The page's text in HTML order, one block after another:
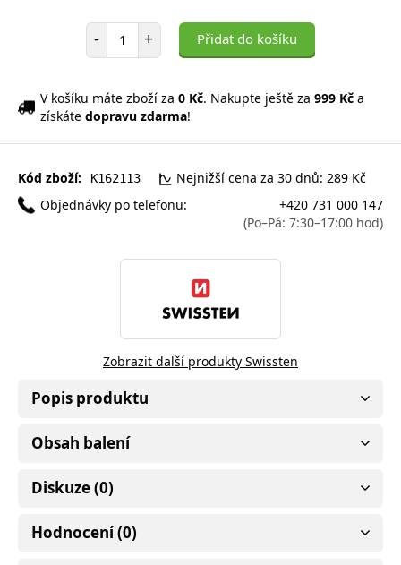
- Počet položek
+ Přidat do košíku
V košíku máte zboží za 0 Kč. Nakupte ještě za 999 Kč a
získáte dopravu zdarma!
Kód zboží: K162113
Nejnižší cena za 30 dnů: 289 Kč
Objednávky po telefonu:
+420 731 000 147
(Po–Pá: 7:30–17:00 hod)
Zobrazit další produkty Swissten
Popis produktu
Obsah balení
Diskuze (0)
Hodnocení (0)